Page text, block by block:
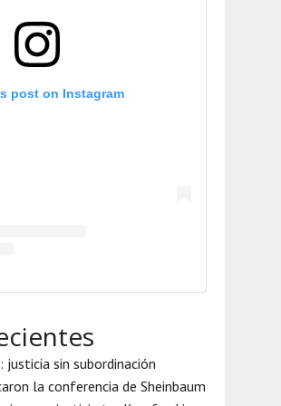
post on Instagram
justicia sin subordinación
la conferencia de Sheinbaum